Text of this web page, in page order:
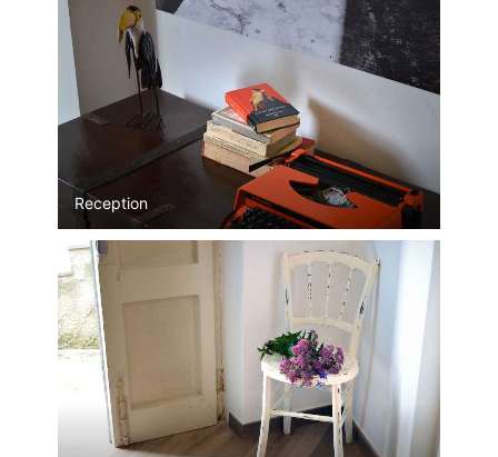
Reception